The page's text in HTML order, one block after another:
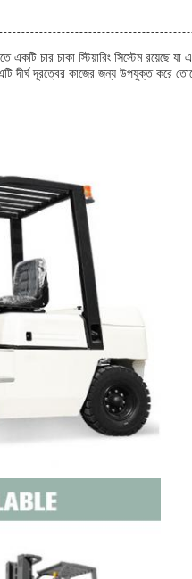
চার চাকা স্টিয়ারিং সিস্টেম
দীর্ঘ দূরত্বের কাজের জন্য উপযুক্ত করে